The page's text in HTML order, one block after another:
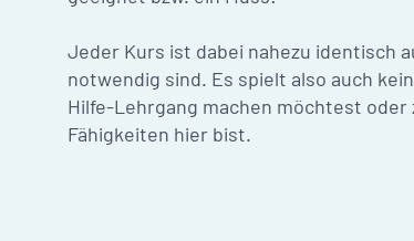
Jeder Kurs ist dabei nahezu identisch
notwendig sind. Es spielt also auch
Hilfe-Lehrgang machen möchtest
Fähigkeiten hier bist.